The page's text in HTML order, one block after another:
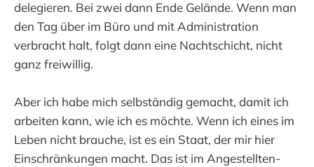
delegieren. Bei zwei dann Ende Gelände. Wenn man
den Tag über im Büro und mit Administration
verbracht halt, folgt dann eine Nachtschicht, nicht
ganz freiwillig.
Aber ich habe mich selbständig gemacht, damit ich
arbeiten kann, wie ich es möchte. Wenn ich eines im
Leben nicht brauche, ist es ein Staat, der mir hier
Einschränkungen macht. Das ist im Angestellten-